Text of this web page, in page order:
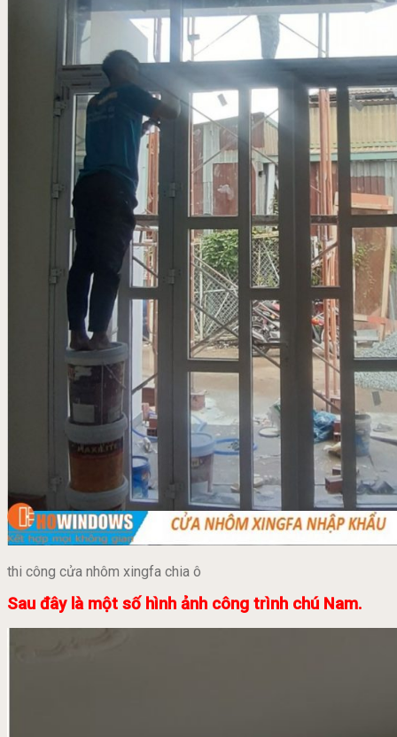
thi công cửa nhôm xingfa chia ô
Sau đây là một số hình ảnh công trình chú Nam.